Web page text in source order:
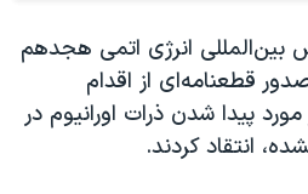
بین‌المللی انرژی اتمی هجدهم
قطعنامه‌ای از اقدام
پیدا شدن ذرات اورانیوم در
انتقاد کردند.